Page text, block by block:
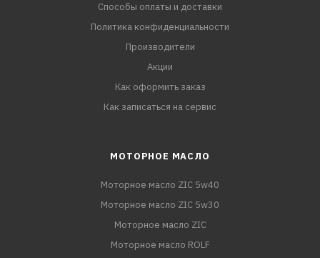
Способы оплаты и доставки
Политика конфиденциальности
Производители
Акции
Как оформить заказ
Как записаться на сервис
МОТОРНОЕ МАСЛО
Моторное масло ZIC 5w40
Моторное масло ZIC 5w30
Моторное масло ZIC
Моторное масло ROLF